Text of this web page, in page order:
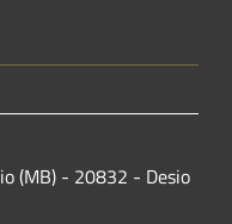
(MB) - 20832 - Desio